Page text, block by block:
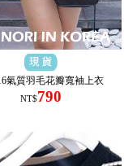
氣質羽毛花瓣寬袖上衣
NT$790